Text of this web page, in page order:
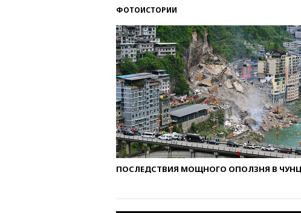
ФОТОИСТОРИИ
ПОСЛЕДСТВИЯ МОЩНОГО ОПОЛЗНЯ В